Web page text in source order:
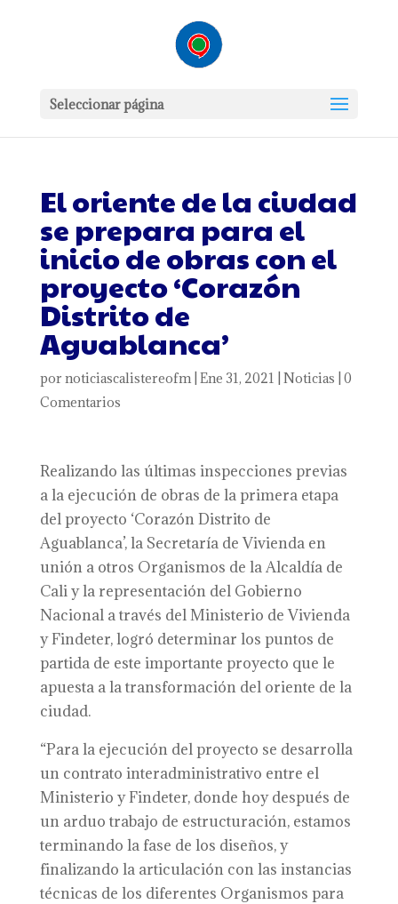
Seleccionar página
El oriente de la ciudad
se prepara para el
inicio de obras con el
proyecto ‘Corazón
Distrito de
Aguablanca’
por noticiascalistereofm| Ene 31, 2021 Noticias 0
Comentarios
Realizando las últimas inspecciones previas
a la ejecución de obras de la primera etapa
del proyecto ‘Corazón Distrito de
Aguablanca’, la Secretaría de Vivienda en
unión a otros Organismos de la Alcaldía de
Cali y la representación del Gobierno
Nacional a través del Ministerio de Vivienda
y Findeter, logró determinar los puntos de
partida de este importante proyecto que le
apuesta a la transformación del oriente de la
ciudad.
“Para la ejecución del proyecto se desarrolla
un contrato interadministrativo entre el
Ministerio y Findeter, donde hoy después de
un arduo trabajo de estructuración, estamos
terminando la fase de los diseños, y
finalizando la articulación con las instancias
técnicas de los diferentes Organismos para